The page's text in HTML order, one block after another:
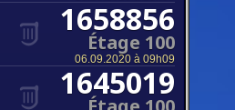
1658856
Étage 100
06.09.2020 à 09h09
1645019